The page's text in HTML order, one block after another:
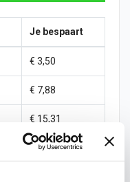
Je bespaart
€ 3,50
€ 7,88
€ 15,31
€ 35,00